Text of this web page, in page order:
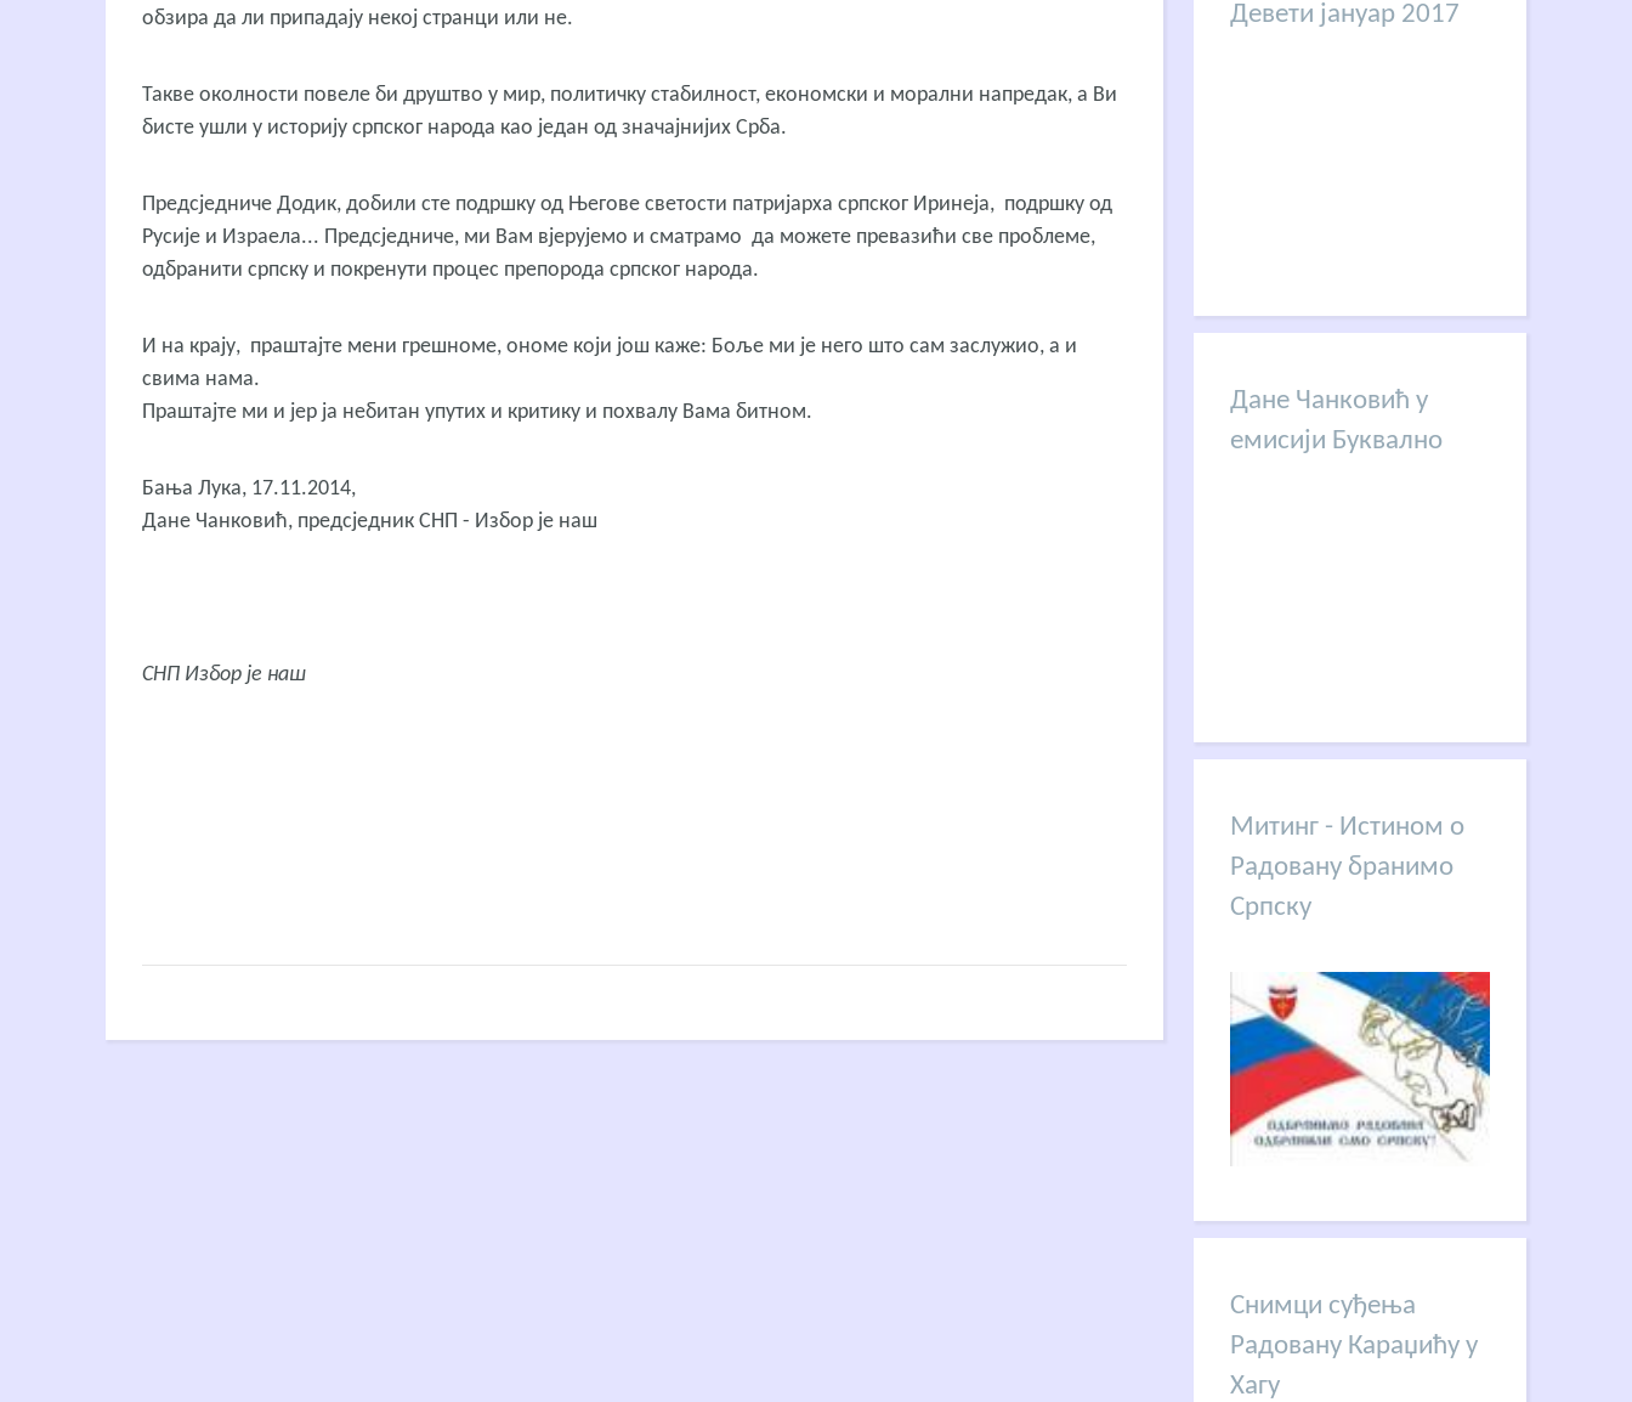
обзира да ли припадају некој странци или не.
Такве околности повеле би друштво у мир, политичку стабилност, економски и морални напредак, а Ви
бисте ушли у историју српског народа као један од значајнијих Срба.
Предсједниче Додик, добили сте подршку од Његове светости патријарха српског Иринеја, подршку од
Русије и Израела... Предсједниче, ми Вам вјерујемо и сматрамо да можете превазићи све проблеме,
одбранити српску и покренути процес препорода српског народа.
И на крају, праштајте мени грешноме, ономе који још каже: Боље ми је него што сам заслужио, а и
свима нама.
Праштајте ми и јер ја небитан упутих и критику и похвалу Вама битном.
Бања Лука, 17.11.2014,
Дане Чанковић, предсједник СНП - Избор је наш
СНП Избор је наш
Девети јануар 2017
Дане Чанковић у
емисији Буквално
Митинг - Истином о
Радовану бранимо
Српску
Снимци суђења
Радовану Караџићу у
Хагу